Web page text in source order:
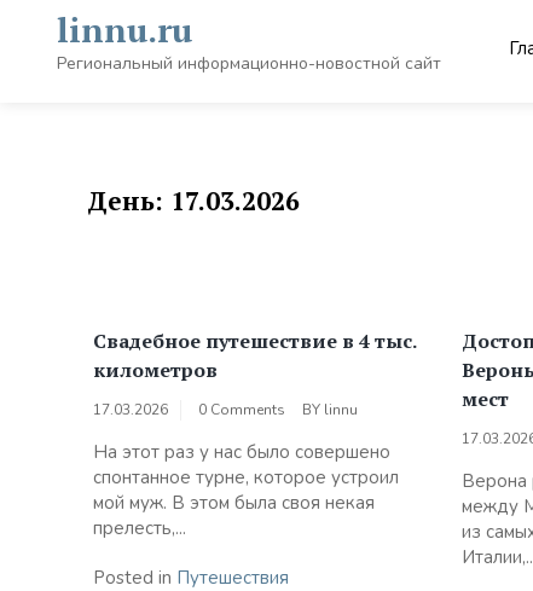
content
linnu.ru
Региональный информационно-новостной сайт
День: 17.03.2026
Свадебное путешествие в 4 тыс.
километров
17.03.2026 0 Comments BY linnu
На этот раз у нас было совершено
спонтанное турне, которое устроил
мой муж. В этом была своя некая
прелесть,...
Posted in Путешествия
мест
Верона
между
из